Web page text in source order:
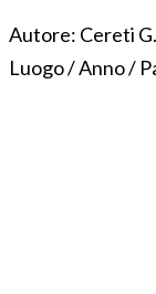
Autore: Cereti G.
Luogo / Anno /